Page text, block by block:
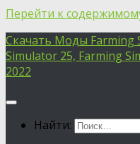
Перейти к
Скачать Моды Farming
Simulator 25, Farming
2022
Найти: